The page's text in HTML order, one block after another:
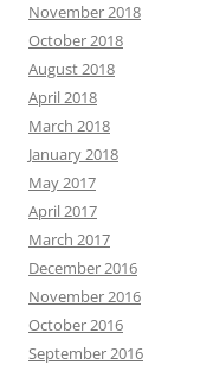
November 2018
October 2018
August 2018
April 2018
March 2018
January 2018
May 2017
April 2017
March 2017
December 2016
November 2016
October 2016
September 2016